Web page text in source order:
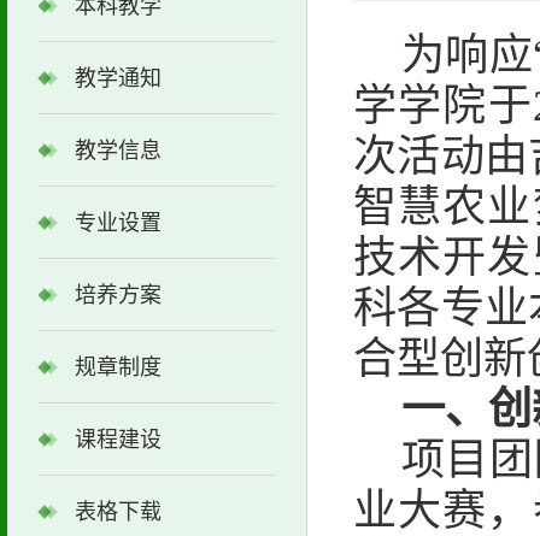
本科教学
教学通知
教学信息
专业设置
培养方案
规章制度
课程建设
表格下载
为响
学学院
次活动
智慧农
技术开
科各专
合型创
一、
项目
业大赛